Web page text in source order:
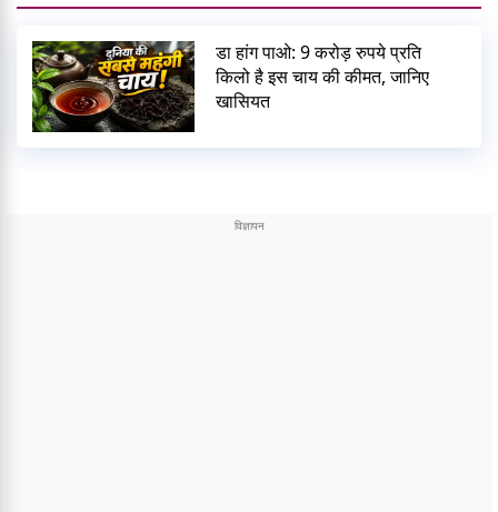
डा हांग पाओ: 9 करोड़ रुपये प्रति
किलो है इस चाय की कीमत, जानिए
खासियत